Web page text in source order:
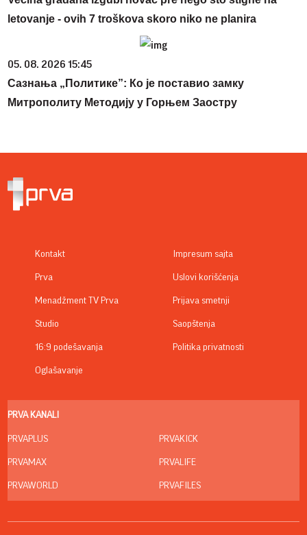
letovanje - ovih 7 troškova skoro niko ne planira
05. 08. 2026 15:45
Сазнања „Политике”: Ко је поставио замку
Митрополиту Методију у Горњем Заостру
Kontakt
Prva
Menadžment TV Prva
Studio
16:9 podešavanja
Oglašavanje
Impresum sajta
Uslovi korišćenja
Prijava smetnji
Saopštenja
Politika privatnosti
PRVA KANALI
PRVAPLUS
PRVAMAX
PRVAWORLD
PRVAKICK
PRVALIFE
PRVAFILES